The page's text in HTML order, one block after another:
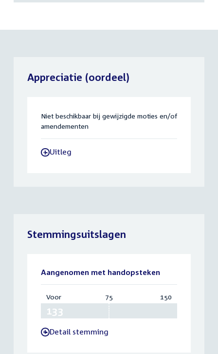
Appreciatie (oordeel)
Niet beschikbaar bij gewijzigde moties en/of
amendementen
-Uitleg
Stemmingsuitslagen
Aangenomen met handopsteken
Voor:
133
75 150
-Detail stemming